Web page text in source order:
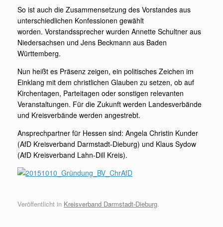
So ist auch die Zusammensetzung des Vorstandes aus
unterschiedlichen Konfessionen gewählt
worden. Vorstandssprecher wurden Annette Schultner aus
Niedersachsen und Jens Beckmann aus Baden
Württemberg.
Nun heißt es Präsenz zeigen, ein politisches Zeichen im
Einklang mit dem christlichen Glauben zu setzen, ob auf
Kirchentagen, Parteitagen oder sonstigen relevanten
Veranstaltungen. Für die Zukunft werden Landesverbände
und Kreisverbände werden angestrebt.
Ansprechpartner für Hessen sind: Angela Christin Kunder
(AfD Kreisverband Darmstadt-Dieburg) und Klaus Sydow
(AfD Kreisverband Lahn-Dill Kreis).
Veröffentlicht in Kreisverband Darmstadt-Dieburg.